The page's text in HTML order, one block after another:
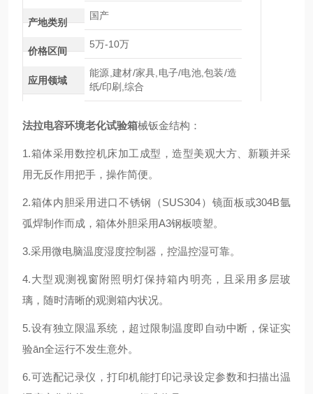
产地类别
国产
价格区间
5万-10万
应用领域
能源,建材/家具,电子/电池,包装/造
纸/印刷,综合
法拉电容环境老化试验箱械钣金结构：
1.箱体采用数控机床加工成型，造型美观大方、新颖并采
用无反作用把手，操作简便。
2.箱体内胆采用进口不锈钢（SUS304）镜面板或304B氩
弧焊制作而成，箱体外胆采用A3钢板喷塑。
3.采用微电脑温度湿度控制器，控温控湿可靠。
4.大型观测视窗附照明灯保持箱内明亮，且采用多层玻
璃，随时清晰的观测箱内状况。
5.设有独立限温系统，超过限制温度即自动中断，保证实
验ān全运行不发生意外。
6.可选配记录仪，打印机能打印记录设定参数和扫描出温